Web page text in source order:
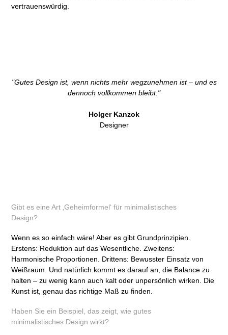
vertrauenswürdig.
"Gutes Design ist, wenn nichts mehr wegzunehmen ist – und es
dennoch vollkommen bleibt."
Holger Kanzok
Designer
Gibt es eine Art ‚Geheimformel‘ für minimalistisches
Design?
Wenn es so einfach wäre! Aber es gibt Grundprinzipien.
Erstens: Reduktion auf das Wesentliche. Zweitens:
Harmonische Proportionen. Drittens: Bewusster Einsatz von
Weißraum. Und natürlich kommt es darauf an, die Balance zu
halten – zu wenig kann auch kalt oder unpersönlich wirken. Die
Kunst ist, genau das richtige Maß zu finden.
Haben Sie ein Beispiel, das zeigt, wie gutes
minimalistisches Design wirkt?